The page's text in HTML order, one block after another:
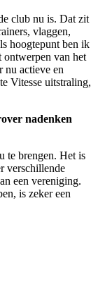
club nu is. Dat zit
vlaggen,
hoogtepunt ben ik
ontwerpen van het
nu actieve en
Vitesse uitstraling,
nadenken
te brengen. Het is
verschillende
een vereniging.
is zeker een